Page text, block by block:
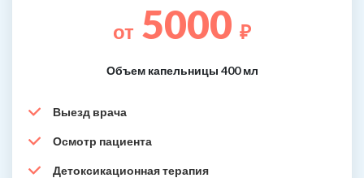
от 5000 ₽
Объем капельницы 400 мл
Выезд врача
Осмотр пациента
Детоксикационная терапия